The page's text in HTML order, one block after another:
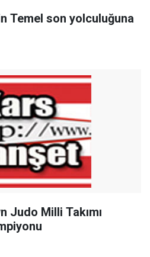
Temel son yolculuğuna
Judo Milli Takımı